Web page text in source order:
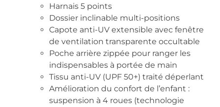
Harnais 5 points
Dossier inclinable multi-positions
Capote anti-UV extensible avec fenêtre
de ventilation transparente occultable
Poche arrière zippée pour ranger les
indispensables à portée de main
Tissu anti-UV (UPF 50+) traité déperlant
Amélioration du confort de l’enfant :
suspension à 4 roues (technologie